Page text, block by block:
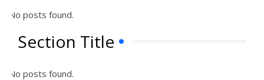
No posts found.
Section Title
No posts found.